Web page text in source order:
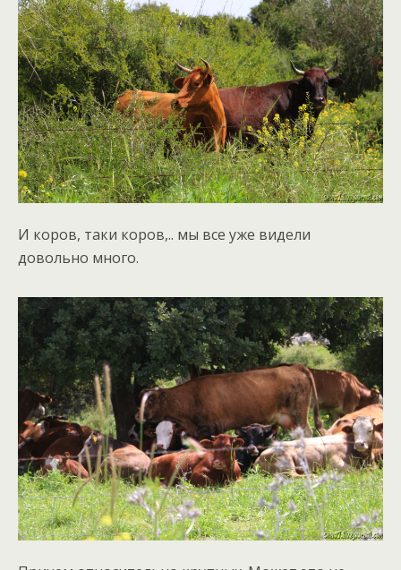
И коров, таки коров,.. мы все уже видели
довольно много.